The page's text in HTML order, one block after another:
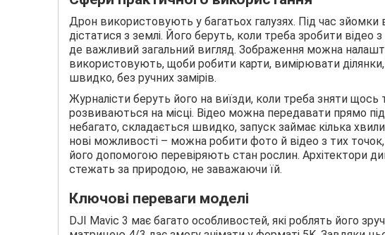
Дрон використовують у багатьох галузях. Під час зйомки
дістатися з землі. Його беруть, коли треба зробити відео
де важливий загальний вигляд. Зображення можна
використовують, щоби робити карти, вимірювати ділянки,
швидко, без ручних замірів.
Журналісти беруть його на виїзди, коли треба зняти щось
розвиваються на місці. Відео можна передавати прямо
небагато, складається швидко, запуск займає кілька
нові можливості – можна робити фото й відео з тих
його допомогою перевіряють стан рослин. Архітектори
стежать за природою, не заважаючи їй.
Ключові переваги моделі
DJI Mavic 3 має багато особливостей, які роблять його